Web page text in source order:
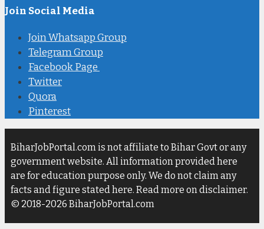
Join Social Media
Join Whatsapp Group
Telegram Group
Facebook Page
Twitter
Quora
Pinterest
BiharJobPortal.com is not affiliate to Bihar Govt or any
government website. All information provided here
are for education purpose only. We do not claim any
facts and figure stated here. Read more on disclaimer.
© 2018-2026 BiharJobPortal.com